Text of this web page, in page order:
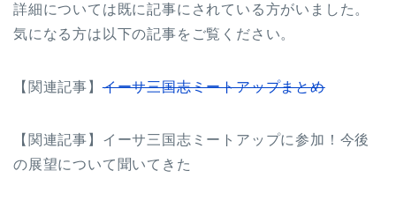
詳細については既に記事にされている方がいました。
気になる方は以下の記事をご覧ください。
【関連記事】イーサ三国志ミートアップまとめ
【関連記事】イーサ三国志ミートアップに参加！今後
の展望について聞いてきた